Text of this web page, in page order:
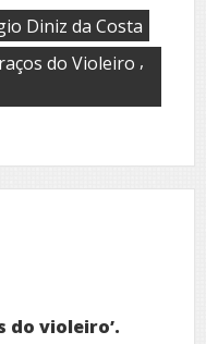
Diniz da Costa
do Violeiro ,
do violeiro’.